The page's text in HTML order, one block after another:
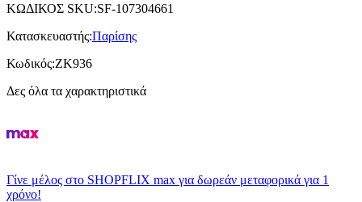
ΚΩΔΙΚΟΣ SKU:SF-107304661
Κατασκευαστής:Παρίσης
Κωδικός:ΖΚ936
Δες όλα τα χαρακτηριστικά
Γίνε μέλος στο SHOPFLIX max για δωρεάν μεταφορικά για 1
χρόνο!